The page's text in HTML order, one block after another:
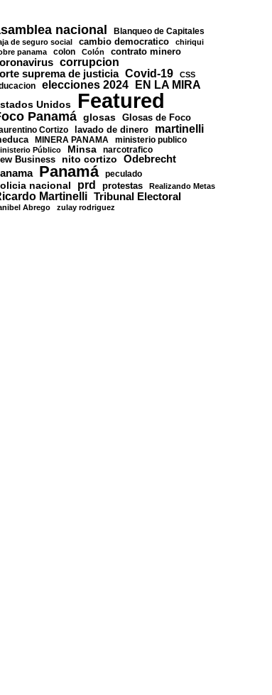
nacional Blanqueo de Capitales
de seguro social cambio democratico
chiriqui
panama
colon Colón contrato minero
corrupcion
suprema de justicia Covid-19 CSS
elecciones 2024 EN LA MIRA
Unidos Featured
Panamá glosas Glosas de Foco
Cortizo lavado de dinero martinelli
MINERA PANAMA ministerio publico
Público Minsa
narcotrafico
Business
nito cortizo Odebrecht
Panamá peculado
nacional prd protestas Realizando Metas
Martinelli Tribunal Electoral
Abrego zulay rodriguez